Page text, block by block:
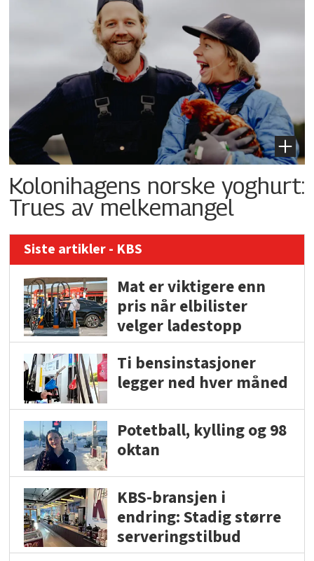
Kolonihagens norske yoghurt:
Trues av melkemangel
Siste artikler - KBS
Mat er viktigere enn
pris når elbilister
velger ladestopp
Ti bensinstasjoner
legger ned hver måned
Potetball, kylling og 98
oktan
KBS-bransjen i
endring: Stadig større
serveringstilbud